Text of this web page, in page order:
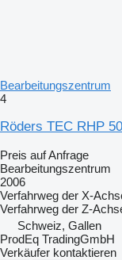
Bearbeitungszentrum
4
Röders TEC RHP
Preis auf Anfrage
Bearbeitungszentrum
2006
Verfahrweg der X-
Verfahrweg der Z-
Schweiz, Gallen
ProdEq TradingGmbH
Verkäufer kontaktieren